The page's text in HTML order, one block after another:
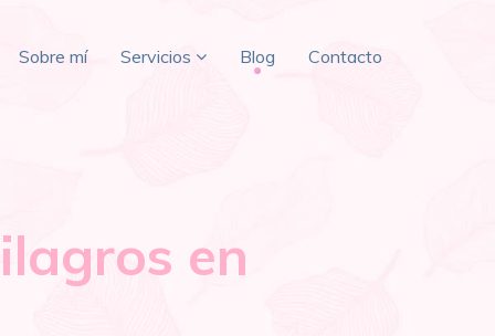
Sobre mí Servicios Blog Contacto
en